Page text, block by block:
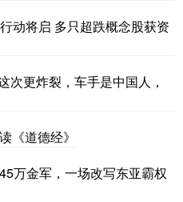
动将启 多只超跌概念股获资
次更炸裂，车手是中国人，
《道德经》
万金军，一场改写东亚霸权